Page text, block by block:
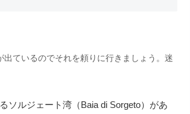
ているのでそれを頼りに行きましょう。迷
ソルジェート湾（Baia di Sorgeto）があ